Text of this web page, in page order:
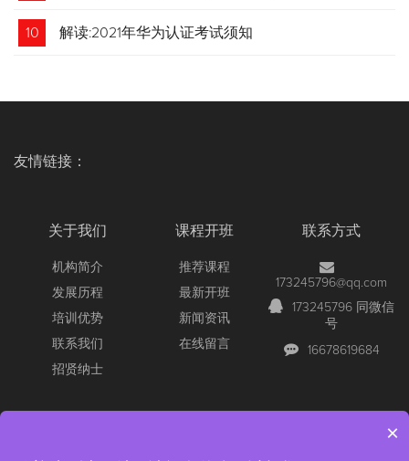
10 解读:2021年华为认证考试须知
友情链接：
关于我们
机构简介
发展历程
培训优势
联系我们
招贤纳士
课程开班
推荐课程
最新开班
新闻资讯
在线留言
联系方式
173245796@qq.com
173245796 同微信
号
16678619684
×